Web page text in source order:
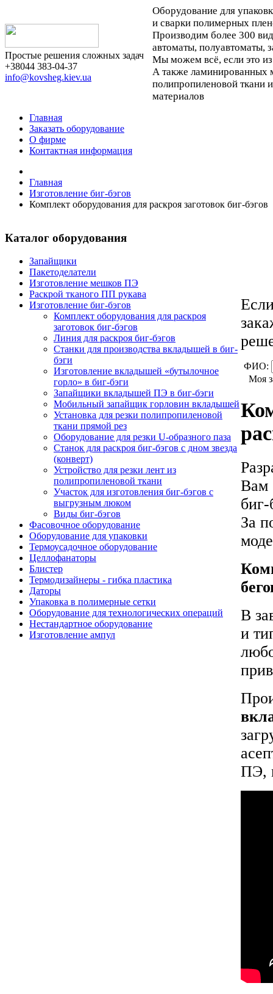
Простые решения сложных задач
+38044 383-04-37
info@kovsheg.kiev.ua
Оборудование для
и сварки полимерных
Производим более 300
автоматы, полуавтоматы,
Мы можем всё, если это
А также ламинированных
полипропиленовой ткани
материалов
Главная
Заказать оборудование
О фирме
Контактная информация
Главная
Изготовление биг-бэгов
Комплект оборудования для раскроя заготовок биг-бэгов
Каталог оборудования
Запайщики
Пакетоделатели
Изготовление мешков ПЭ
Раскрой тканого ПП рукава
Изготовление биг-бэгов
Комплект оборудования для раскроя
заготовок биг-бэгов
Линия для раскроя биг-бэгов
Станки для производства вкладышей в биг-
бэги
Изготовление вкладышей «бутылочное
горло» в биг-бэги
Запайщики вкладышей ПЭ в биг-бэги
Мобильный запайщик горловин вкладышей
Установка для резки полипропиленовой
ткани прямой рез
Оборудование для резки U-образного паза
Станок для раскроя биг-бэгов с дном звезда
(конверт)
Устройство для резки лент из
полипропиленовой ткани
Участок для изготовления биг-бэгов с
выгрузным люком
Виды биг-бэгов
Фасовочное оборудование
Оборудование для упаковки
Термоусадочное оборудование
Целлофанаторы
Блистер
Термодизайнеры - гибка пластика
Даторы
Упаковка в полимерные сетки
Оборудование для технологических операций
Нестандартное оборудование
Изготовление ампул
ФИО:
Моя
Вам
биг-
За
В
и
ПЭ,